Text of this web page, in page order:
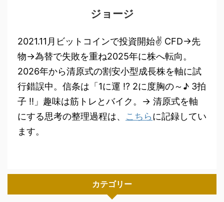
ジョージ
2021.11月ビットコインで投資開始✌ CFD→先
物→為替で失敗を重ね2025年に株へ転向。
2026年から清原式の割安小型成長株を軸に試
行錯誤中。信条は「1に運 !? 2に度胸の～♪ 3拍
子 !!」趣味は筋トレとバイク。→ 清原式を軸
にする思考の整理過程は、 こちらに記録してい
ます。
カテゴリー